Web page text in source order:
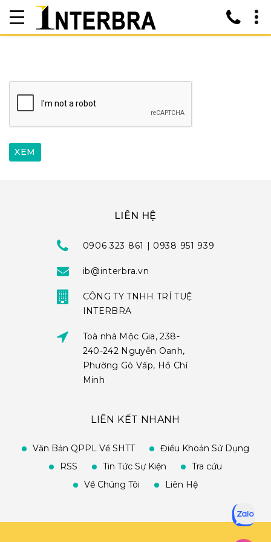
LIÊN HỆ
0906 323 861 | 0938 951 939
ib@interbra.vn
CÔNG TY TNHH TRÍ TUỆ
INTERBRA
Toà nhà Mộc Gia, 238-
240-242 Nguyễn Oanh,
Phường Gò Vấp, Hồ Chí
Minh
LIÊN KẾT NHANH
Văn Bản QPPL Về SHTT
Điều Khoản Sử Dụng
RSS
Tin Tức Sự Kiện
Tra cứu
Về Chúng Tôi
Liên Hệ